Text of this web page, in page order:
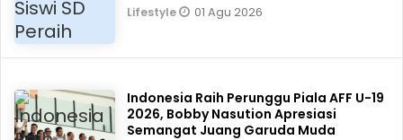
Lifestyle 01 Agu 2026
Indonesia Raih Perunggu Piala AFF U-19
2026, Bobby Nasution Apresiasi
Semangat Juang Garuda Muda